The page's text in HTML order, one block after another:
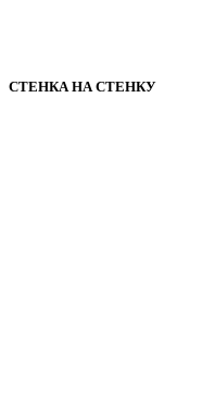
СТЕНКА НА СТЕНКУ